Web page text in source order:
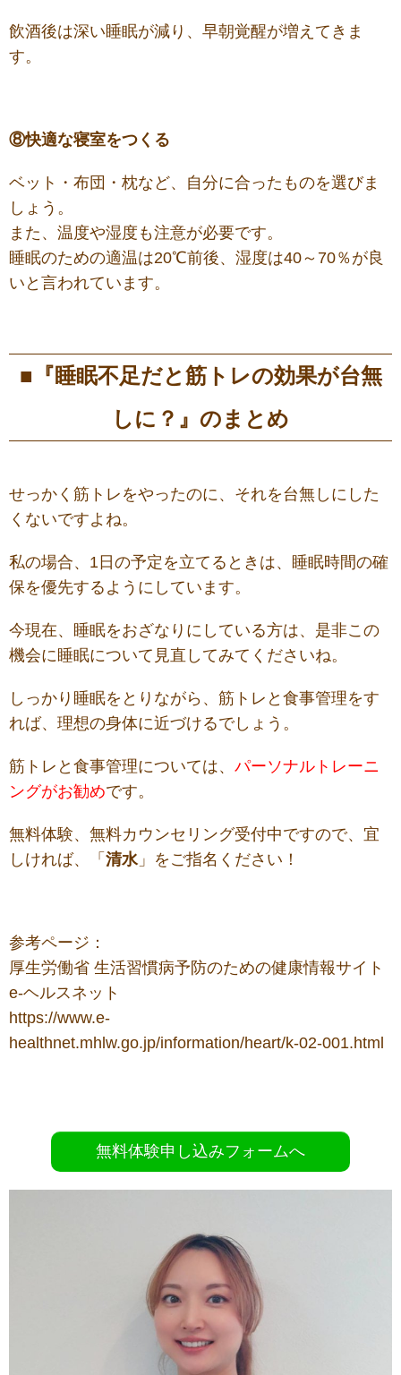
飲酒後は深い睡眠が減り、早朝覚醒が増えてきま
す。
⑧快適な寝室をつくる
ベット・布団・枕など、自分に合ったものを選びま
しょう。
また、温度や湿度も注意が必要です。
睡眠のための適温は20℃前後、湿度は40～70％が良
いと言われています。
■『睡眠不足だと筋トレの効果が台無
しに？』のまとめ
せっかく筋トレをやったのに、それを台無しにした
くないですよね。
私の場合、1日の予定を立てるときは、睡眠時間の確
保を優先するようにしています。
今現在、睡眠をおざなりにしている方は、是非この
機会に睡眠について見直してみてくださいね。
しっかり睡眠をとりながら、筋トレと食事管理をす
れば、理想の身体に近づけるでしょう。
筋トレと食事管理については、 パーソナルトレーニ
ングがお勧めです。
無料体験、無料カウンセリング受付中ですので、宜
しければ、「 清水」をご指名ください！
参考ページ：
厚生労働省 生活習慣病予防のための健康情報サイト
e-ヘルスネット
https://www.e-
healthnet.mhlw.go.jp/information/heart/k-02-001.html
無料体験申し込みフォームへ